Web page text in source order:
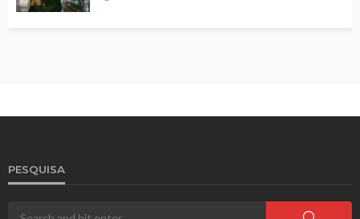
PESQUISA